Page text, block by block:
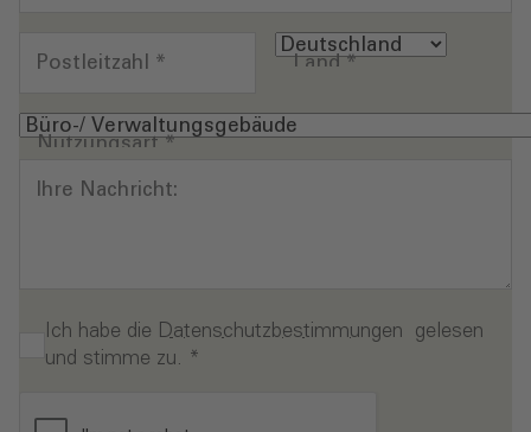
Postleitzahl * Land*
Nutzungsart*
Ihre Nachricht:
Ich habe die Datenschutzbestimmungen gelesen
und stimme zu. *